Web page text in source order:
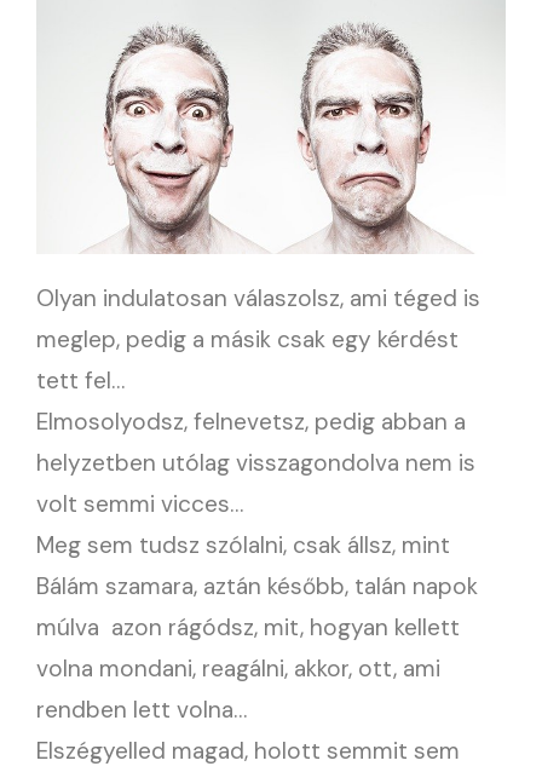
Olyan indulatosan válaszolsz, ami téged is
meglep, pedig a másik csak egy kérdést
tett fel…
Elmosolyodsz, felnevetsz, pedig abban a
helyzetben utólag visszagondolva nem is
volt semmi vicces…
Meg sem tudsz szólalni, csak állsz, mint
Bálám szamara, aztán később, talán napok
múlva azon rágódsz, mit, hogyan kellett
volna mondani, reagálni, akkor, ott, ami
rendben lett volna…
Elszégyelled magad, holott semmit sem